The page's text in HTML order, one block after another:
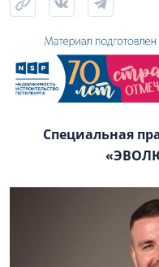
Специальная